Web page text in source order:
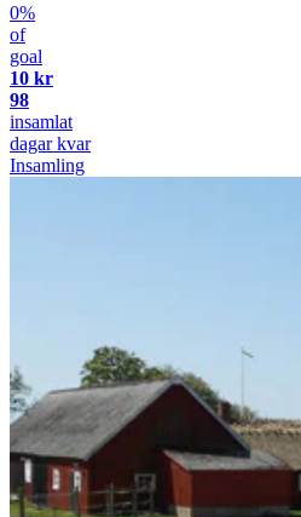
0%
of
goal
10 kr
98
insamlat
dagar kvar
Insamling